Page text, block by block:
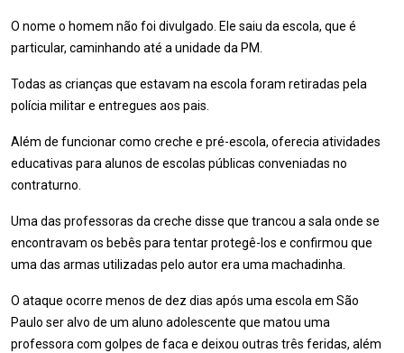
O nome o homem não foi divulgado. Ele saiu da escola, que é
particular, caminhando até a unidade da PM.
Todas as crianças que estavam na escola foram retiradas pela
polícia militar e entregues aos pais.
Além de funcionar como creche e pré-escola, oferecia atividades
educativas para alunos de escolas públicas conveniadas no
contraturno.
Uma das professoras da creche disse que trancou a sala onde se
encontravam os bebês para tentar protegê-los e confirmou que
uma das armas utilizadas pelo autor era uma machadinha.
O ataque ocorre menos de dez dias após uma escola em São
Paulo ser alvo de um aluno adolescente que matou uma
professora com golpes de faca e deixou outras três feridas, além